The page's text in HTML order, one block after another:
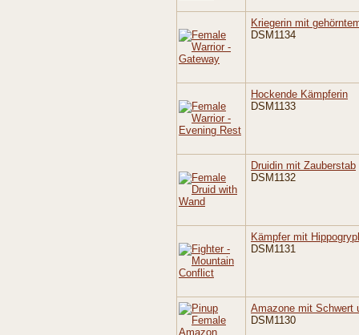
Kriegerin mit
DSM1134
Hockende Kämpferin
DSM1133
Druidin mit Zauberstab
DSM1132
Kämpfer mit
DSM1131
Amazone mit Schwert
DSM1130